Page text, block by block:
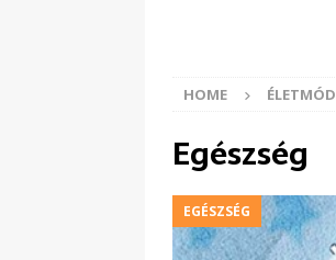
HOME ÉLETMÓD
Egészség
EGÉSZSÉG